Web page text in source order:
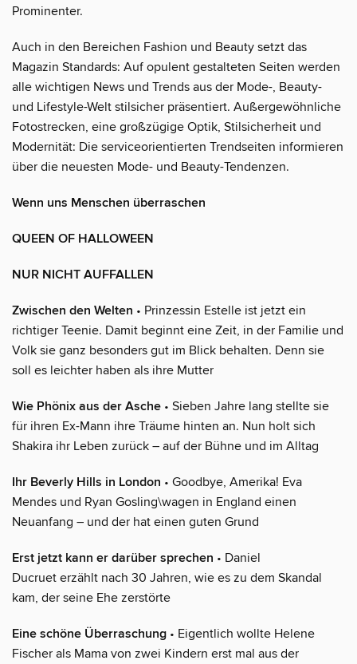
Prominenter.
Auch in den Bereichen Fashion und Beauty setzt das
Magazin Standards: Auf opulent gestalteten Seiten werden
alle wichtigen News und Trends aus der Mode-, Beauty-
und Lifestyle-Welt stilsicher präsentiert. Außergewöhnliche
Fotostrecken, eine großzügige Optik, Stilsicherheit und
Modernität: Die serviceorientierten Trendseiten informieren
über die neuesten Mode- und Beauty-Tendenzen.
Wenn uns Menschen überraschen
QUEEN OF HALLOWEEN
NUR NICHT AUFFALLEN
Zwischen den Welten • Prinzessin Estelle ist jetzt ein
richtiger Teenie. Damit beginnt eine Zeit, in der Familie und
Volk sie ganz besonders gut im Blick behalten. Denn sie
soll es leichter haben als ihre Mutter
Wie Phönix aus der Asche • Sieben Jahre lang stellte sie
für ihren Ex-Mann ihre Träume hinten an. Nun holt sich
Shakira ihr Leben zurück – auf der Bühne und im Alltag
Ihr Beverly Hills in London • Goodbye, Amerika! Eva
Mendes und Ryan Gosling\wagen in England einen
Neuanfang – und der hat einen guten Grund
Erst jetzt kann er darüber sprechen • Daniel
Ducruet erzählt nach 30 Jahren, wie es zu dem Skandal
kam, der seine Ehe zerstörte
Eine schöne Überraschung • Eigentlich wollte Helene
Fischer als Mama von zwei Kindern erst mal aus der